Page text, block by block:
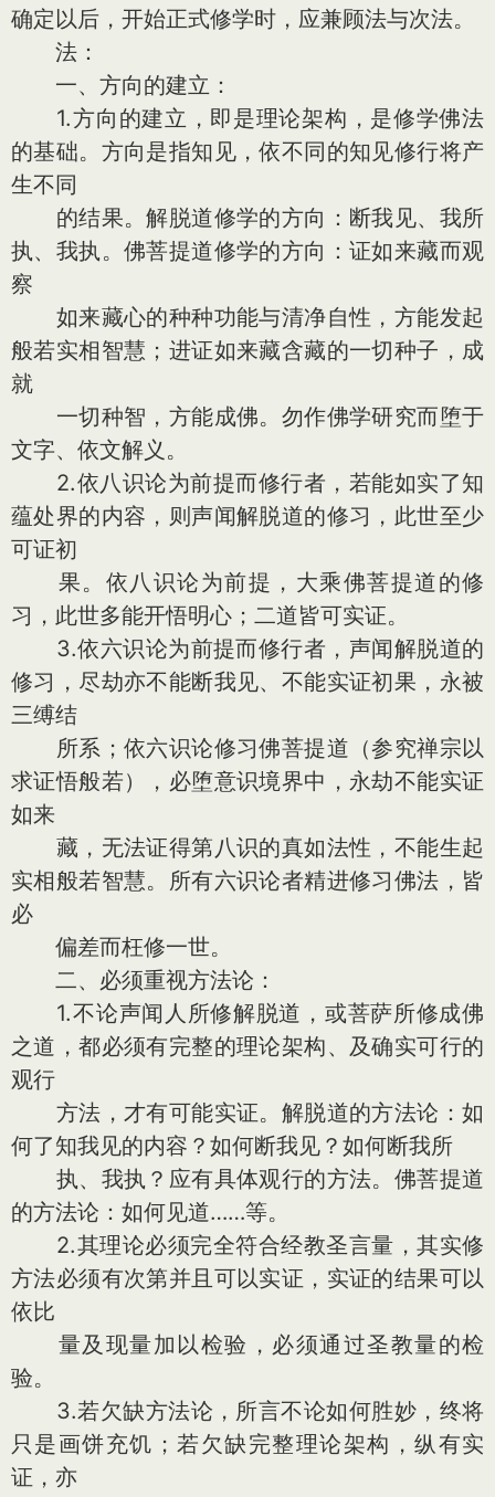
确定以后，开始正式修学时，应兼顾法与次法。
法：
一、方向的建立：
1.方向的建立，即是理论架构，是修学佛法
的基础。方向是指知见，依不同的知见修行将产
生不同
的结果。解脱道修学的方向：断我见、我所
执、我执。佛菩提道修学的方向：证如来藏而观
察
如来藏心的种种功能与清净自性，方能发起
般若实相智慧；进证如来藏含藏的一切种子，成
就
一切种智，方能成佛。勿作佛学研究而堕于
文字、依文解义。
2.依八识论为前提而修行者，若能如实了知
蕴处界的内容，则声闻解脱道的修习，此世至少
可证初
果。依八识论为前提，大乘佛菩提道的修
习，此世多能开悟明心；二道皆可实证。
3.依六识论为前提而修行者，声闻解脱道的
修习，尽劫亦不能断我见、不能实证初果，永被
三缚结
所系；依六识论修习佛菩提道（参究禅宗以
求证悟般若），必堕意识境界中，永劫不能实证
如来
藏，无法证得第八识的真如法性，不能生起
实相般若智慧。所有六识论者精进修习佛法，皆
必
偏差而枉修一世。
二、必须重视方法论：
1.不论声闻人所修解脱道，或菩萨所修成佛
之道，都必须有完整的理论架构、及确实可行的
观行
方法，才有可能实证。解脱道的方法论：如
何了知我见的内容？如何断我见？如何断我所
执、我执？应有具体观行的方法。佛菩提道
的方法论：如何见道……等。
2.其理论必须完全符合经教圣言量，其实修
方法必须有次第并且可以实证，实证的结果可以
依比
量及现量加以检验，必须通过圣教量的检
验。
3.若欠缺方法论，所言不论如何胜妙，终将
只是画饼充饥；若欠缺完整理论架构，纵有实
证，亦